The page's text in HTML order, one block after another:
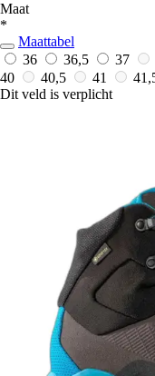
Maat
*
Maattabel
36
36,5 37
40
40,5 41
Dit veld is verplicht